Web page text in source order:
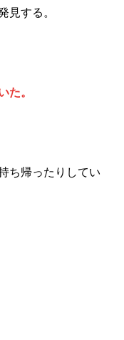
見する。
た。
ち帰ったりしてい